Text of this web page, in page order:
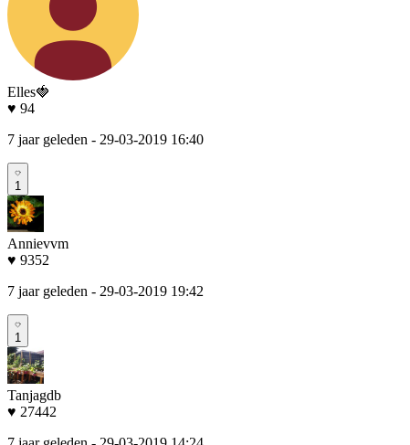
Elles🍓
♥ 94
7 jaar geleden - 29-03-2019 16:40
1
Annievvm
♥ 9352
7 jaar geleden - 29-03-2019 19:42
1
Tanjagdb
♥ 27442